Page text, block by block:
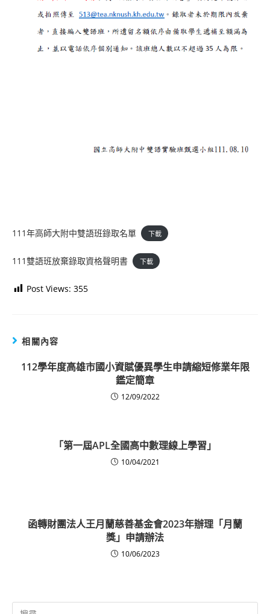
111年高師大附中雙語班錄取名單 下載
111雙語班放棄錄取資格聲明書 下載
Post Views: 355
相關內容
112學年度高雄市國小資賦優異學生申請縮短修業年限
鑑定簡章
12/09/2022
「第一屆APL全國高中數理線上學習」
10/04/2021
函轉財團法人王月蘭慈善基金會2023年辦理「月蘭
獎」申請辦法
10/06/2023
Search